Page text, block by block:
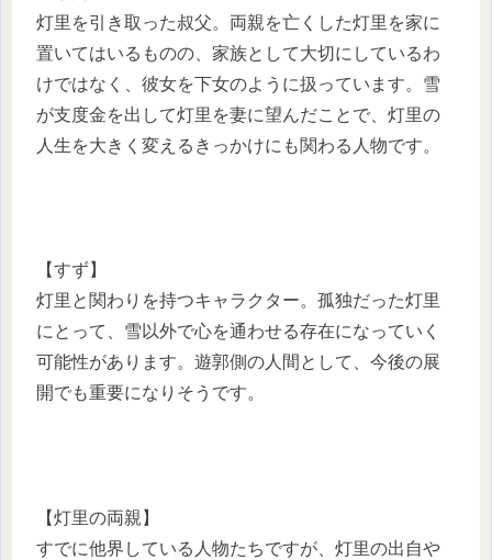
灯里を引き取った叔父。両親を亡くした灯里を家に
置いてはいるものの、家族として大切にしているわ
けではなく、彼女を下女のように扱っています。雪
が支度金を出して灯里を妻に望んだことで、灯里の
人生を大きく変えるきっかけにも関わる人物です。
【すず】
灯里と関わりを持つキャラクター。孤独だった灯里
にとって、雪以外で心を通わせる存在になっていく
可能性があります。遊郭側の人間として、今後の展
開でも重要になりそうです。
【灯里の両親】
すでに他界している人物たちですが、灯里の出自や